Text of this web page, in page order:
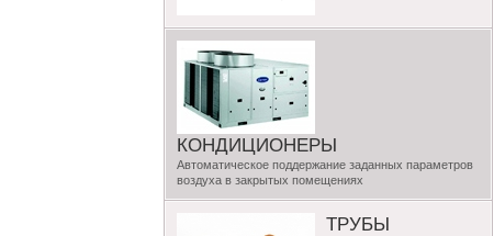
КОНДИЦИОНЕРЫ
Автоматическое поддержание заданных параметров
воздуха в закрытых помещениях
ТРУБЫ